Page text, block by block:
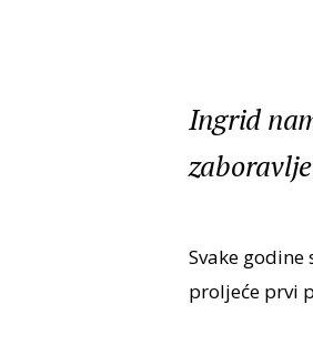
Ingrid
Svake
proljeće prvi